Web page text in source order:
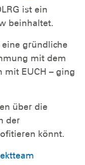
ist ein
beinhaltet.
gründliche
mit dem
mit EUCH – ging
über die
der
könnt.